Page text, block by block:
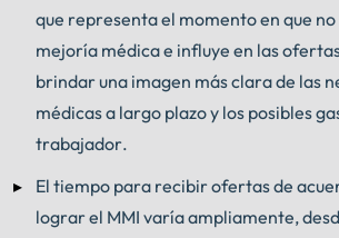
que representa el momento en que no
mejoría médica e influye en las
brindar una imagen más clara de las
médicas a largo plazo y los posibles
trabajador.
El tiempo para recibir ofertas de
lograr el MMI varía ampliamente,